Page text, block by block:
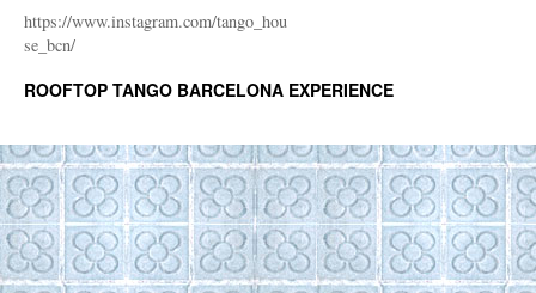
https://www.instagram.com/tango_hou
se_bcn/
ROOFTOP TANGO BARCELONA EXPERIENCE